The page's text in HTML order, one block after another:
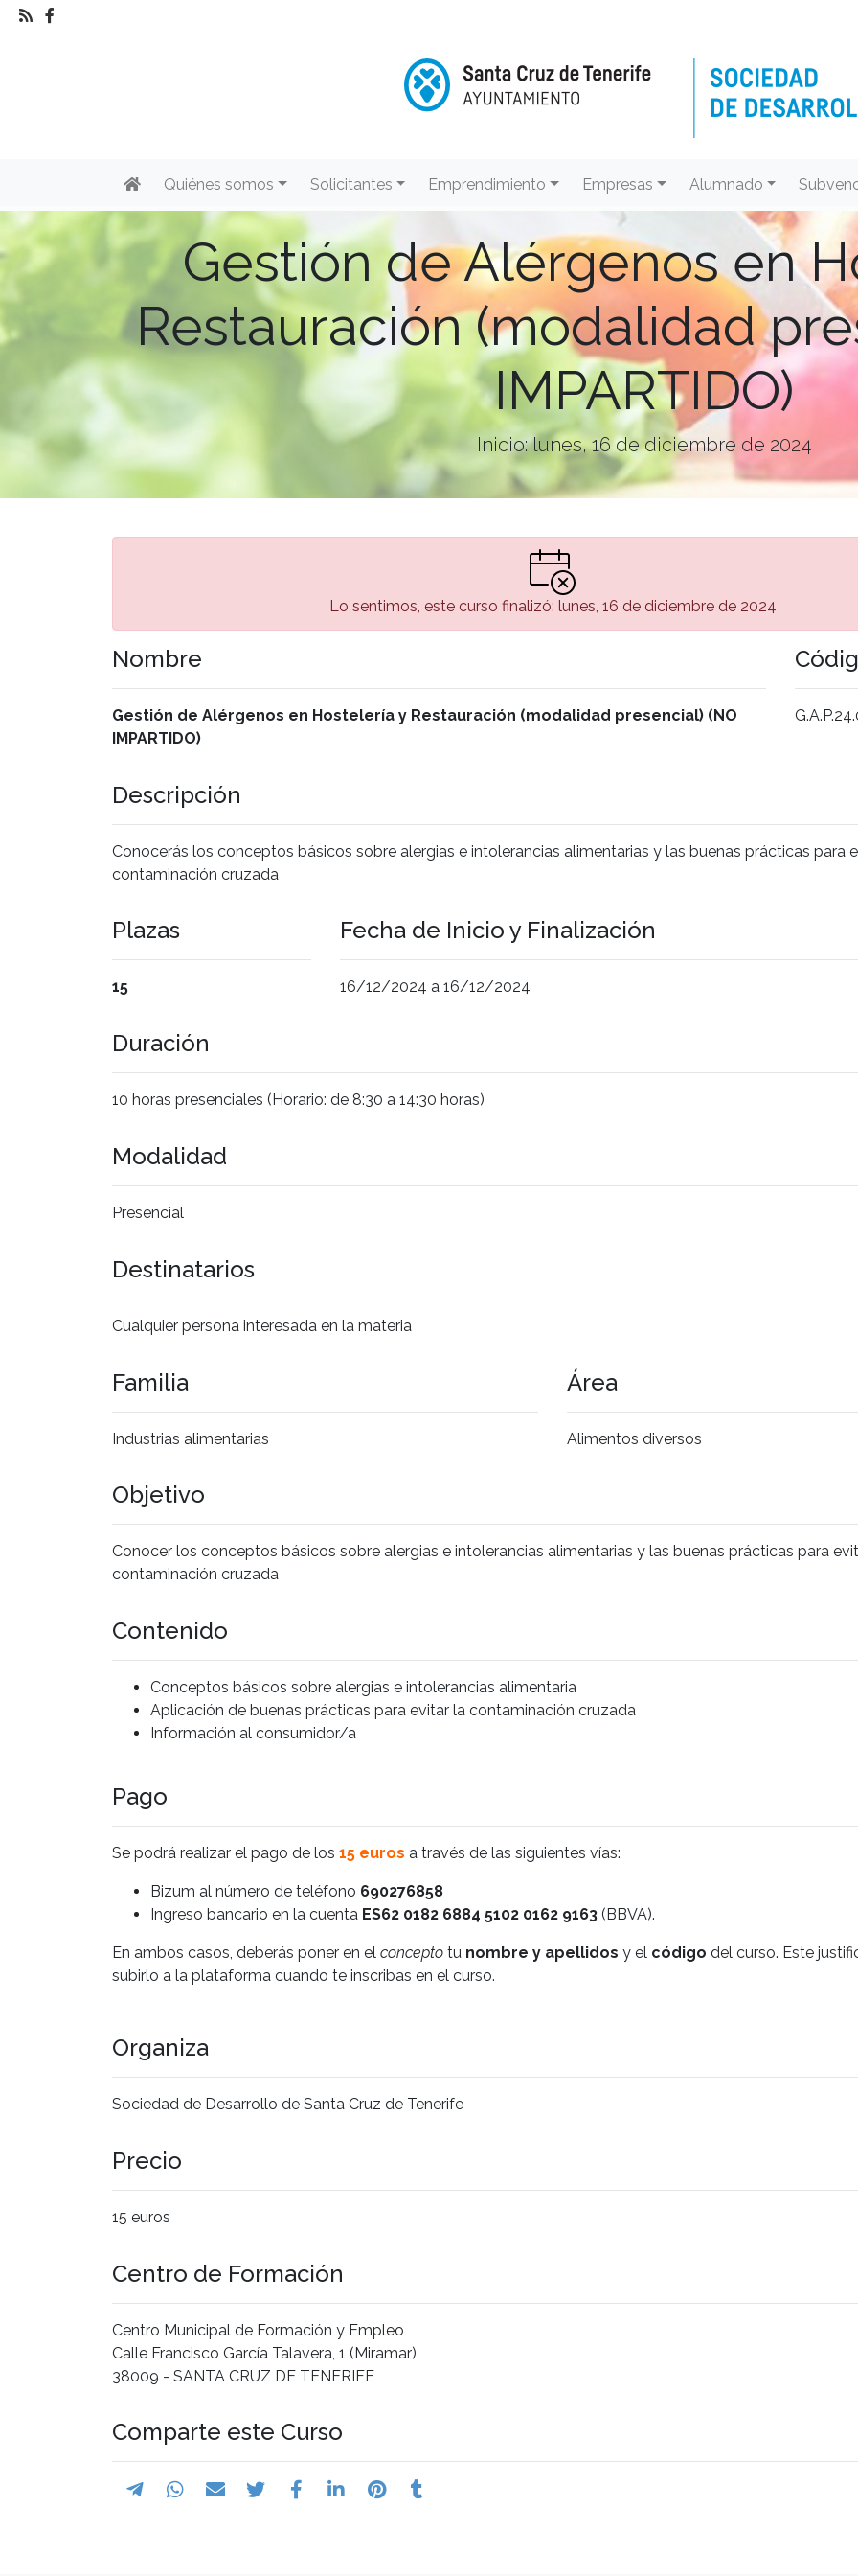
Quiénes somos Solicitantes Emprendimiento Empresas Alumnado
Gestión de Alérgenos en
Restauración (modalidad
IMPARTIDO)
Inicio: lunes, 16 de diciembre de 2024
Lo sentimos, este curso finalizó: lunes, 16 de diciembre de 2024
Nombre
Gestión de Alérgenos en Hostelería y Restauración (modalidad presencial) (NO
IMPARTIDO)
Descripción
Conocerás los conceptos básicos sobre alergias e intolerancias alimentarias y las buenas prácticas para
contaminación cruzada
Plazas
15
Fecha de Inicio y Finalización
16/12/2024 a 16/12/2024
Duración
10 horas presenciales (Horario: de 8:30 a 14:30 horas)
Modalidad
Presencial
Destinatarios
Cualquier persona interesada en la materia
Familia
Industrias alimentarias
Área
Alimentos diversos
Objetivo
Conocer los conceptos básicos sobre alergias e intolerancias alimentarias y las buenas prácticas para
contaminación cruzada
Contenido
Conceptos básicos sobre alergias e intolerancias alimentaria
Aplicación de buenas prácticas para evitar la contaminación cruzada
Información al consumidor/a
Pago
Se podrá realizar el pago de los 15 euros a través de las siguientes vías:
Bizum al número de teléfono 690276858
Ingreso bancario en la cuenta ES62 0182 6884 5102 0162 9163 (BBVA).
En ambos casos, deberás poner en el concepto tu nombre y apellidos y el código del curso. Este
subirlo a la plataforma cuando te inscribas en el curso.
Organiza
Sociedad de Desarrollo de Santa Cruz de Tenerife
Precio
15 euros
Centro de Formación
Centro Municipal de Formación y Empleo
Calle Francisco García Talavera, 1 (Miramar)
38009 - SANTA CRUZ DE TENERIFE
Comparte este Curso